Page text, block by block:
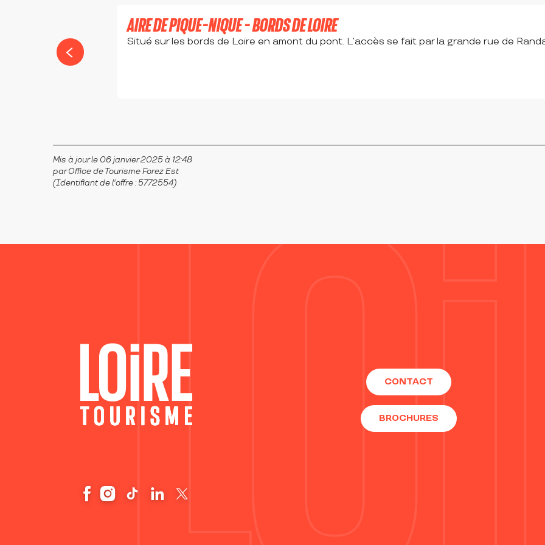
AIRE DE PIQUE-NIQUE - BORDS DE LOIRE
Situé sur les bords de Loire en amont du pont. L’accès se fait par la grande rue de
Mis à jour le 06 janvier 2025 à 12:48
par Office de Tourisme Forez Est
(Identifiant de l'offre : 5772554)
CONTACT
BROCHURES